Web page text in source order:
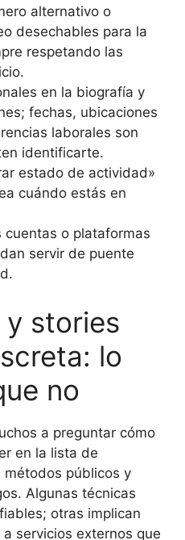
alternativo o
desechables para la
respetando las
en la biografía y
fechas, ubicaciones
laborales son
identificarte.
estado de actividad»
cuándo estás en
cuentas o plataformas
servir de puente
stories
lo
no
a preguntar cómo
en la lista de
métodos públicos y
Algunas técnicas
otras implican
servicios externos que